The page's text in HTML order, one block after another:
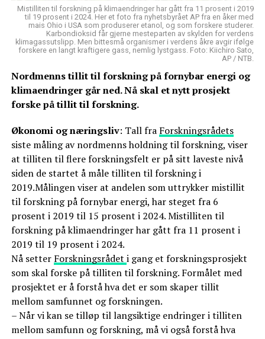
Mistilliten til forskning på klimaendringer har gått fra 11 prosent i 2019
til 19 prosent i 2024. Her et foto fra nyhetsbyrået AP fra en åker med
mais Ohio i USA som produserer etanol, og som forskere studerer.
Karbondioksid får gjerne mesteparten av skylden for verdens
klimagassutslipp. Men bittesmå organismer i verdens åkre avgir ifølge
forskere en langt kraftigere gass, nemlig lystgass. Foto: Kiichiro Sato,
AP / NTB.
Nordmenns tillit til forskning på fornybar energi og
klimaendringer går ned. Nå skal et nytt prosjekt
forske på tillit til forskning.
Økonomi og næringsliv: Tall fra Forskningsrådets
siste måling av nordmenns holdning til forskning, viser
at tilliten til flere forskningsfelt er på sitt laveste nivå
siden de startet å måle tilliten til forskning i
2019.Målingen viser at andelen som uttrykker mistillit
til forskning på fornybar energi, har steget fra 6
prosent i 2019 til 15 prosent i 2024. Mistilliten til
forskning på klimaendringer har gått fra 11 prosent i
2019 til 19 prosent i 2024.
Nå setter Forskningsrådet i gang et forskningsprosjekt
som skal forske på tilliten til forskning. Formålet med
prosjektet er å forstå hva det er som skaper tillit
mellom samfunnet og forskningen.
– Når vi kan se tilløp til langsiktige endringer i tilliten
mellom samfunn og forskning, må vi også forstå hva